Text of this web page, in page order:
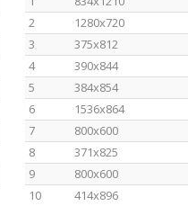
2
1280x720
3
375x812
4
390x844
5
384x854
6
1536x864
7
800x600
8
371x825
9
800x600
10
414x896